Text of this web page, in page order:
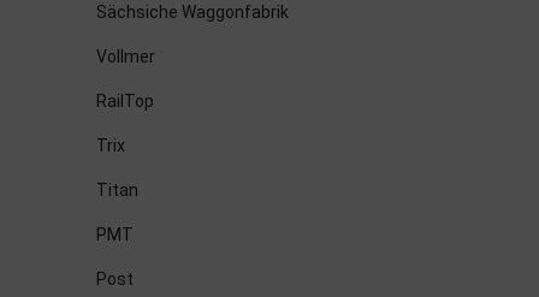
Sächsiche Waggonfabrik
Vollmer
RailTop
Trix
Titan
PMT
Post